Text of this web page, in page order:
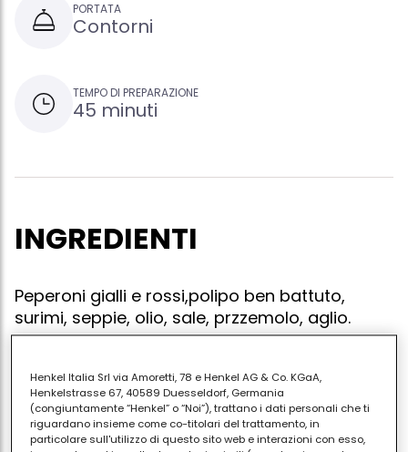
PORTATA
Contorni
TEMPO DI PREPARAZIONE
45 minuti
INGREDIENTI
Peperoni gialli e rossi,polipo ben battuto,
surimi, seppie, olio, sale, przzemolo, aglio.
Grigliare i peperoni liberandoli della pellicina e
sfilettandoli; bollire seppie e polipi, tagliarli a filetti e
rondelle, scongelare il surimi e tagliarlo a rondelle.
Henkel Italia Srl via Amoretti, 78 e Henkel AG & Co. KGaA,
Henkelstrasse 67, 40589 Duesseldorf, Germania
(congiuntamente “Henkel” o “Noi”), trattano i dati personali che ti
riguardano insieme come co-titolari del trattamento, in
particolare sull'utilizzo di questo sito web e interazioni con esso,